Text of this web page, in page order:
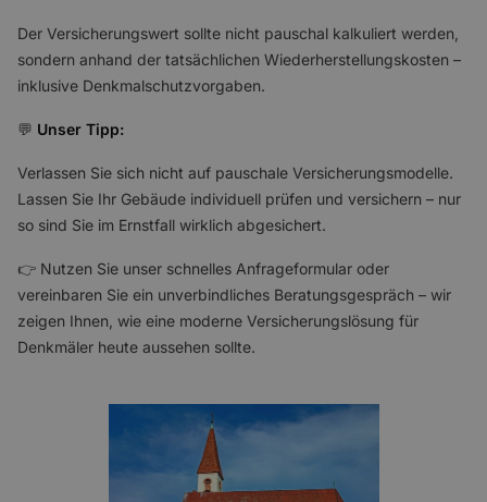
Der Versicherungswert sollte nicht pauschal kalkuliert werden,
sondern anhand der tatsächlichen Wiederherstellungskosten –
inklusive Denkmalschutzvorgaben.
💬 Unser Tipp:
Verlassen Sie sich nicht auf pauschale Versicherungsmodelle.
Lassen Sie Ihr Gebäude individuell prüfen und versichern – nur
so sind Sie im Ernstfall wirklich abgesichert.
👉 Nutzen Sie unser schnelles Anfrageformular oder
vereinbaren Sie ein unverbindliches Beratungsgespräch – wir
zeigen Ihnen, wie eine moderne Versicherungslösung für
Denkmäler heute aussehen sollte.